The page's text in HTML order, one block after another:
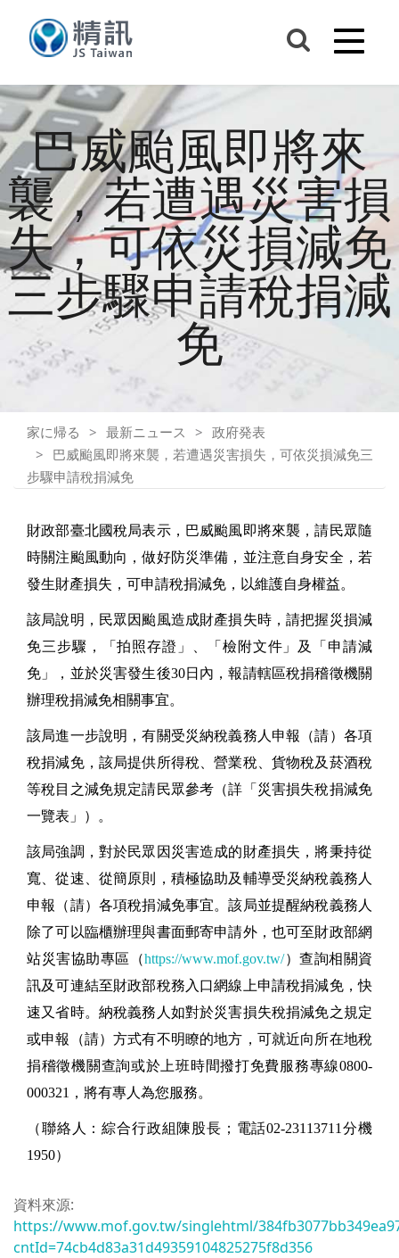
巴威颱風即將來
襲，若遭遇災害損
失，可依災損減免
三步驟申請稅捐減
免
家に帰る 最新ニュース
政府発表
巴威颱風即將來襲，若遭遇災害損失，可依災損減免三
步驟申請稅捐減免
財政部臺北國稅局表示，巴威颱風即將來襲，請民眾隨
時關注颱風動向，做好防災準備，並注意自身安全，若
發生財產損失，可申請稅捐減免，以維護自身權益。
該局說明，民眾因颱風造成財產損失時，請把握災損減
免三步驟，「拍照存證」、「檢附文件」及「申請減
免」，並於災害發生後30日內，報請轄區稅捐稽徵機關
辦理稅捐減免相關事宜。
該局進一步說明，有關受災納稅義務人申報（請）各項
稅捐減免，該局提供所得稅、營業稅、貨物稅及菸酒稅
等稅目之減免規定請民眾參考（詳「災害損失稅捐減免
一覽表」）。
該局強調，對於民眾因災害造成的財產損失，將秉持從
寬、從速、從簡原則，積極協助及輔導受災納稅義務人
申報（請）各項稅捐減免事宜。該局並提醒納稅義務人
除了可以臨櫃辦理與書面郵寄申請外，也可至財政部網
站災害協助專區（https://www.mof.gov.tw/）查詢相關資
訊及可連結至財政部稅務入口網線上申請稅捐減免，快
速又省時。納稅義務人如對於災害損失稅捐減免之規定
或申報（請）方式有不明瞭的地方，可就近向所在地稅
捐稽徵機關查詢或於上班時間撥打免費服務專線0800-
000321，將有專人為您服務。
（聯絡人：綜合行政組陳股長；電話02-23113711分機
1950）
資料來源:
https://www.mof.gov.tw/singlehtml/
cntId=74cb4d83a31d49359104825275f8d356